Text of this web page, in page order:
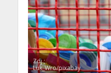
Zdj.;
Luk_Wro/pixabay